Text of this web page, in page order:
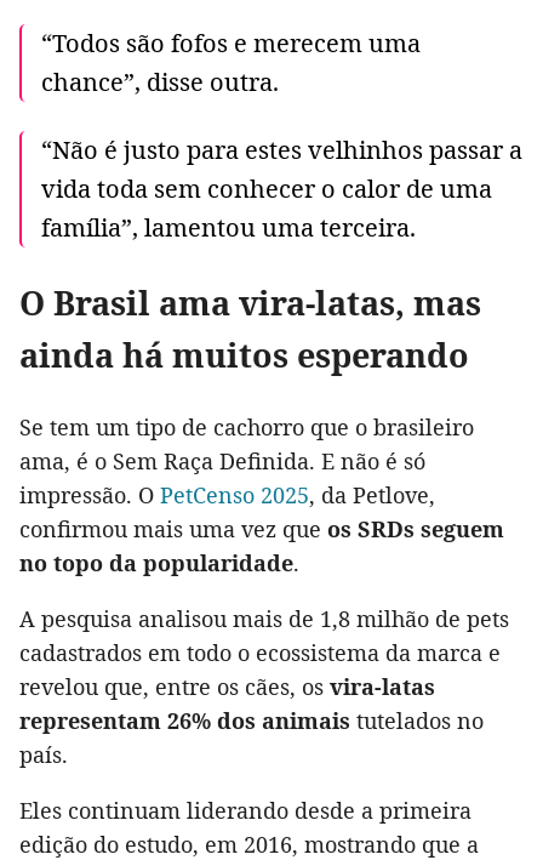
“Todos são fofos e merecem uma
chance”, disse outra.
“Não é justo para estes velhinhos passar a
vida toda sem conhecer o calor de uma
família”, lamentou uma terceira.
O Brasil ama vira-latas, mas
ainda há muitos esperando
Se tem um tipo de cachorro que o brasileiro
ama, é o Sem Raça Definida. E não é só
impressão. O PetCenso 2025, da Petlove,
confirmou mais uma vez que os SRDs seguem
no topo da popularidade.
A pesquisa analisou mais de 1,8 milhão de pets
cadastrados em todo o ecossistema da marca e
revelou que, entre os cães, os vira-latas
representam 26% dos animais tutelados no
país.
Eles continuam liderando desde a primeira
edição do estudo, em 2016, mostrando que a